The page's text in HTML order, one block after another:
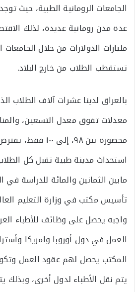
الجامعات الرومانية الطبية، حيث
عدة مدن رومانية عديدة، لذلك
مليارات الدولارات من خلال الجامعات
تستقطب الطلاب من خارج البلاد.
بالعراق لدينا عشرات آلاف الطلاب
معدلات تفوق معدل التسعين،
محصورة بين ٩٨، إلى
استحداث مدينة طبية تقبل كل
مابين الثمانين والمائة للدراسة في
تأسيس مكتب في وزارة التعليم
واجبه يحصل على وظائف للأطباء
العمل في دول أوروبا وامريكا
المكتب يحصل لهم عقود العمل
يتم نقل الأطباء لدول أخرى، وبذلك